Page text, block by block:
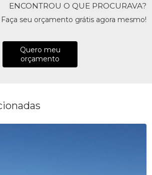
ENCONTROU O QUE PROCURAVA?
Faça seu orçamento grátis agora mesmo!
Quero meu
orçamento